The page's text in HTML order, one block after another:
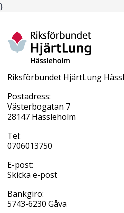
}
Riksförbundet HjärtLung
Postadress:
Västerbogatan 7
28147 Hässleholm
Tel:
0706013750
E-post:
Skicka e-post
Bankgiro:
5743-6230 Gåva